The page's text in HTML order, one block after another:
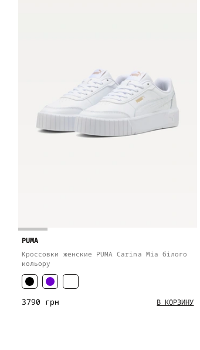
PUMA
Кроссовки женские PUMA Carina Mia білого
кольору
3790 грн В КОРЗИНУ